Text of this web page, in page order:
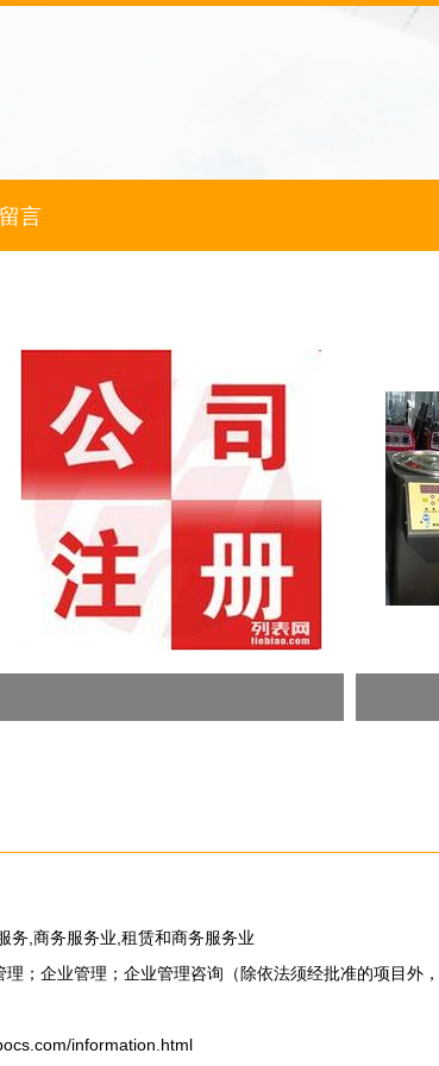
言
务,商务服务业,租赁和商务服务业
；企业管理；企业管理咨询（除依法须经批准的项目外
information.html